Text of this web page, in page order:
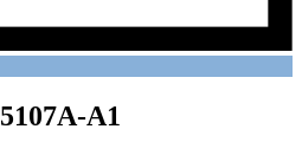
5107A-A1